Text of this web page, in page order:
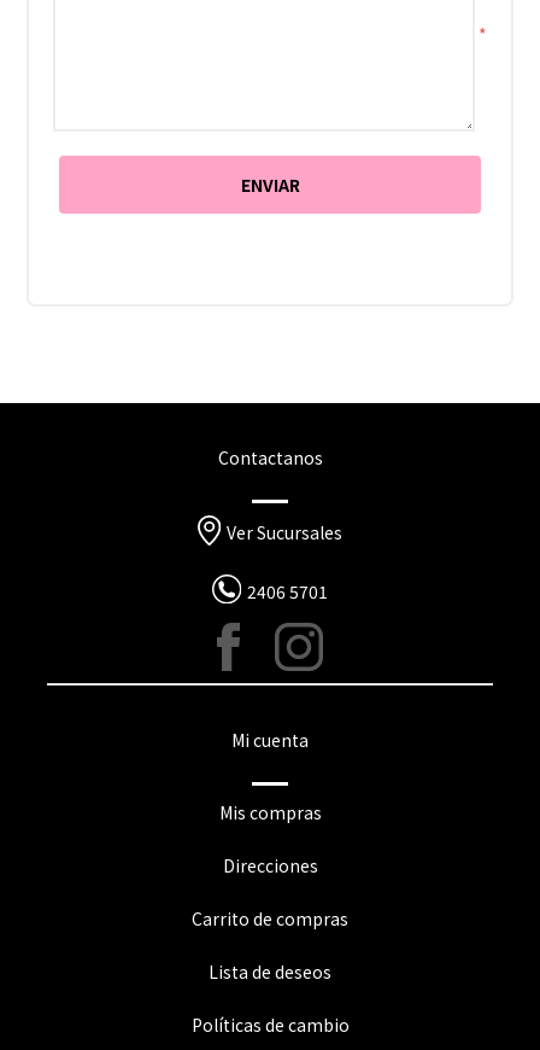
*
Contactanos
Ver Sucursales
2406 5701
Mi cuenta
Mis compras
Direcciones
Carrito de compras
Lista de deseos
Políticas de cambio